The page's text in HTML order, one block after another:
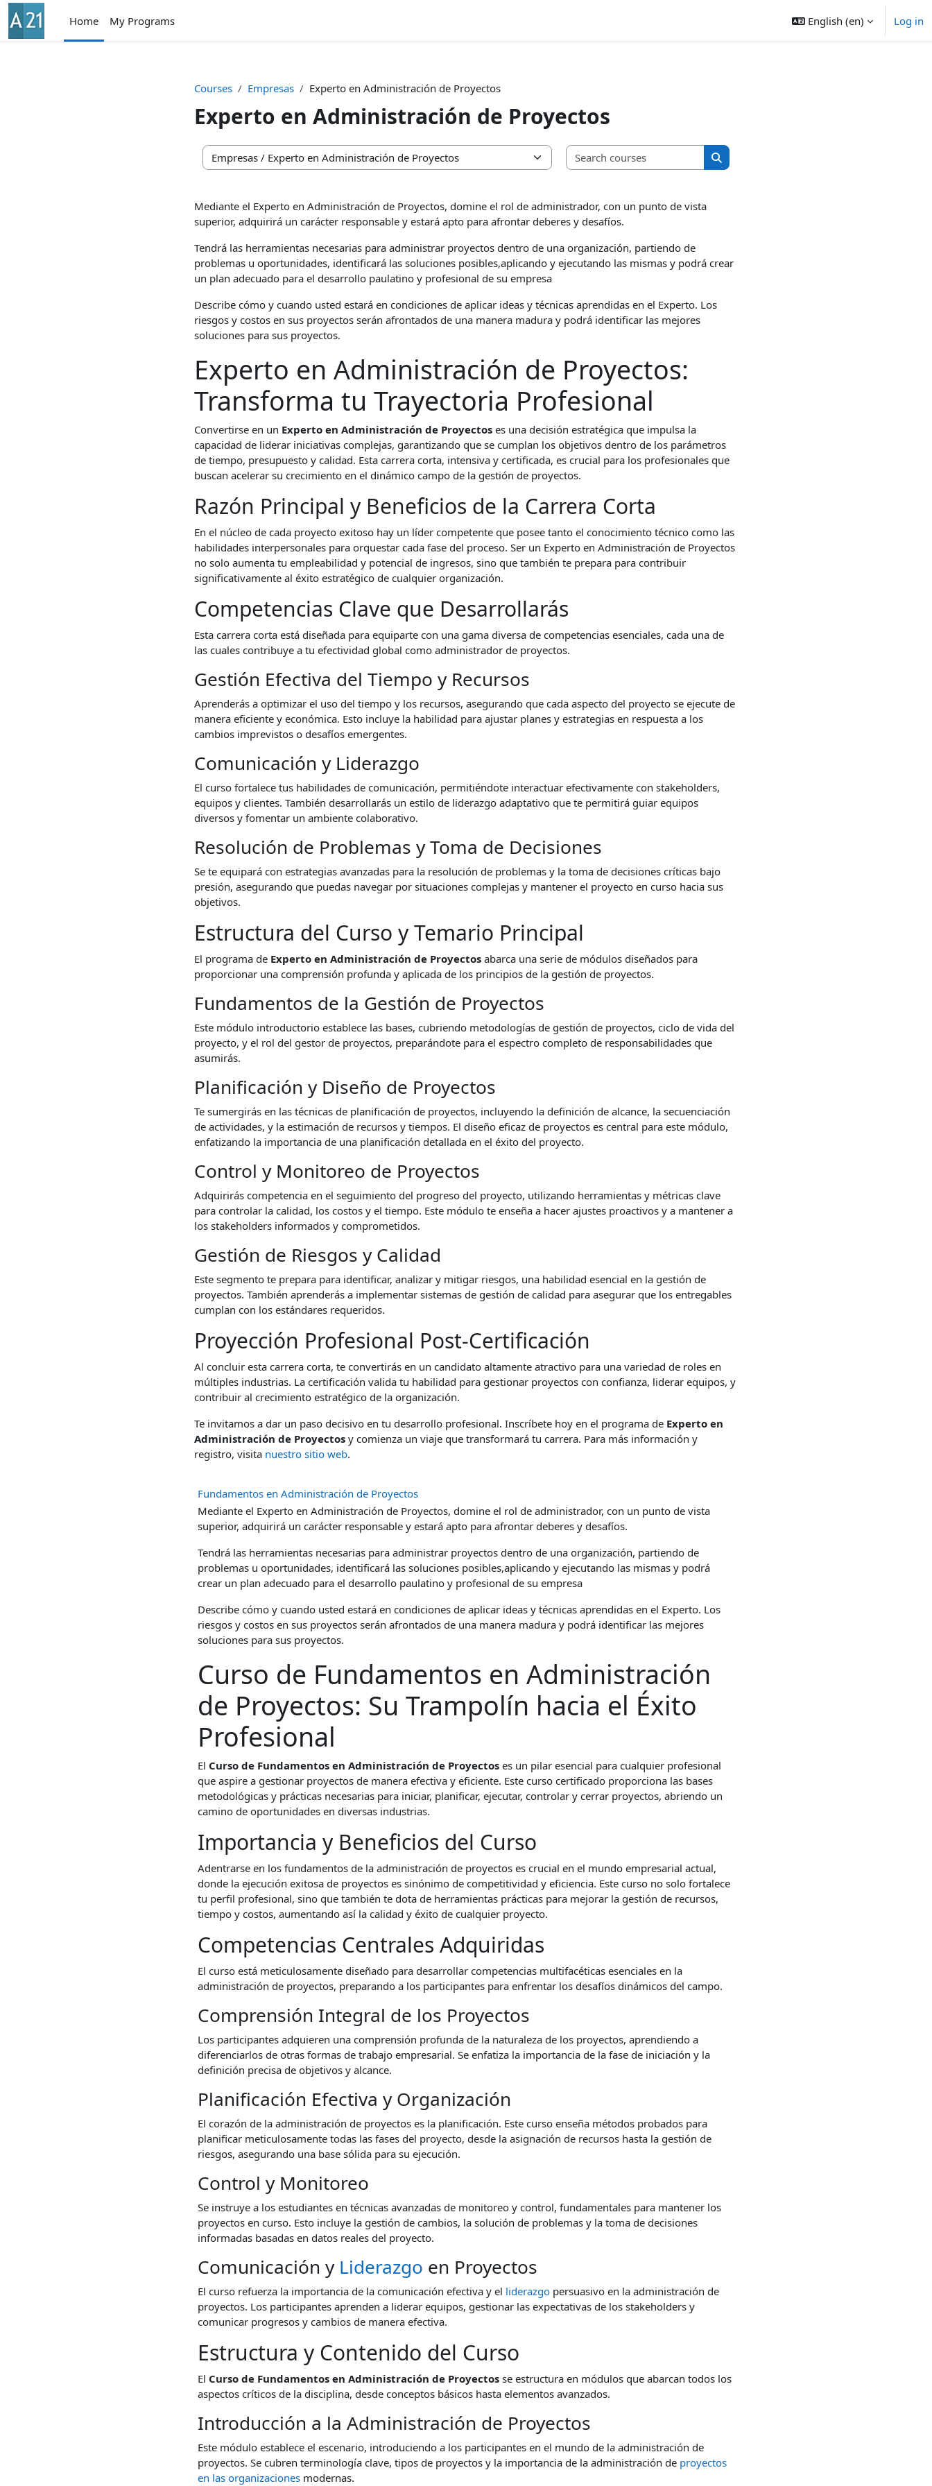
Skip to main content
Home
My Programs English ‎(en)‎ Log in
Courses Empresas Experto en Administración de Proyectos
Experto en Administración de Proyectos
Course categories
Search courses
Search courses
Mediante el Experto en Administración de Proyectos, domine el rol de administrador, con un punto de vista
superior, adquirirá un carácter responsable y estará apto para afrontar deberes y desafíos.
Tendrá las herramientas necesarias para administrar proyectos dentro de una organización, partiendo de
problemas u oportunidades, identificará las soluciones posibles,aplicando y ejecutando las mismas y podrá crear
un plan adecuado para el desarrollo paulatino y profesional de su empresa
Describe cómo y cuando usted estará en condiciones de aplicar ideas y técnicas aprendidas en el Experto. Los
riesgos y costos en sus proyectos serán afrontados de una manera madura y podrá identificar las mejores
soluciones para sus proyectos.
Experto en Administración de Proyectos:
Transforma tu Trayectoria Profesional
Convertirse en un Experto en Administración de Proyectos es una decisión estratégica que impulsa la
capacidad de liderar iniciativas complejas, garantizando que se cumplan los objetivos dentro de los parámetros
de tiempo, presupuesto y calidad. Esta carrera corta, intensiva y certificada, es crucial para los profesionales que
buscan acelerar su crecimiento en el dinámico campo de la gestión de proyectos.
Razón Principal y Beneficios de la Carrera Corta
En el núcleo de cada proyecto exitoso hay un líder competente que posee tanto el conocimiento técnico como las
habilidades interpersonales para orquestar cada fase del proceso. Ser un Experto en Administración de Proyectos
no solo aumenta tu empleabilidad y potencial de ingresos, sino que también te prepara para contribuir
significativamente al éxito estratégico de cualquier organización.
Competencias Clave que Desarrollarás
Esta carrera corta está diseñada para equiparte con una gama diversa de competencias esenciales, cada una de
las cuales contribuye a tu efectividad global como administrador de proyectos.
Gestión Efectiva del Tiempo y Recursos
Aprenderás a optimizar el uso del tiempo y los recursos, asegurando que cada aspecto del proyecto se ejecute de
manera eficiente y económica. Esto incluye la habilidad para ajustar planes y estrategias en respuesta a los
cambios imprevistos o desafíos emergentes.
Comunicación y Liderazgo
El curso fortalece tus habilidades de comunicación, permitiéndote interactuar efectivamente con stakeholders,
equipos y clientes. También desarrollarás un estilo de liderazgo adaptativo que te permitirá guiar equipos
diversos y fomentar un ambiente colaborativo.
Resolución de Problemas y Toma de Decisiones
Se te equipará con estrategias avanzadas para la resolución de problemas y la toma de decisiones críticas bajo
presión, asegurando que puedas navegar por situaciones complejas y mantener el proyecto en curso hacia sus
objetivos.
Estructura del Curso y Temario Principal
El programa de Experto en Administración de Proyectos abarca una serie de módulos diseñados para
proporcionar una comprensión profunda y aplicada de los principios de la gestión de proyectos.
Fundamentos de la Gestión de Proyectos
Este módulo introductorio establece las bases, cubriendo metodologías de gestión de proyectos, ciclo de vida del
proyecto, y el rol del gestor de proyectos, preparándote para el espectro completo de responsabilidades que
asumirás.
Planificación y Diseño de Proyectos
Te sumergirás en las técnicas de planificación de proyectos, incluyendo la definición de alcance, la secuenciación
de actividades, y la estimación de recursos y tiempos. El diseño eficaz de proyectos es central para este módulo,
enfatizando la importancia de una planificación detallada en el éxito del proyecto.
Control y Monitoreo de Proyectos
Adquirirás competencia en el seguimiento del progreso del proyecto, utilizando herramientas y métricas clave
para controlar la calidad, los costos y el tiempo. Este módulo te enseña a hacer ajustes proactivos y a mantener a
los stakeholders informados y comprometidos.
Gestión de Riesgos y Calidad
Este segmento te prepara para identificar, analizar y mitigar riesgos, una habilidad esencial en la gestión de
proyectos. También aprenderás a implementar sistemas de gestión de calidad para asegurar que los entregables
cumplan con los estándares requeridos.
Proyección Profesional Post-Certificación
Al concluir esta carrera corta, te convertirás en un candidato altamente atractivo para una variedad de roles en
múltiples industrias. La certificación valida tu habilidad para gestionar proyectos con confianza, liderar equipos, y
contribuir al crecimiento estratégico de la organización.
Te invitamos a dar un paso decisivo en tu desarrollo profesional. Inscríbete hoy en el programa de Experto en
Administración de Proyectos y comienza un viaje que transformará tu carrera. Para más información y
registro, visita nuestro sitio web.
Fundamentos en Administración de Proyectos
Mediante el Experto en Administración de Proyectos, domine el rol de administrador, con un punto de vista
superior, adquirirá un carácter responsable y estará apto para afrontar deberes y desafíos.
Tendrá las herramientas necesarias para administrar proyectos dentro de una organización, partiendo de
problemas u oportunidades, identificará las soluciones posibles,aplicando y ejecutando las mismas y podrá
crear un plan adecuado para el desarrollo paulatino y profesional de su empresa
Describe cómo y cuando usted estará en condiciones de aplicar ideas y técnicas aprendidas en el Experto. Los
riesgos y costos en sus proyectos serán afrontados de una manera madura y podrá identificar las mejores
soluciones para sus proyectos.
Curso de Fundamentos en Administración
de Proyectos: Su Trampolín hacia el Éxito
Profesional
El Curso de Fundamentos en Administración de Proyectos es un pilar esencial para cualquier profesional
que aspire a gestionar proyectos de manera efectiva y eficiente. Este curso certificado proporciona las bases
metodológicas y prácticas necesarias para iniciar, planificar, ejecutar, controlar y cerrar proyectos, abriendo un
camino de oportunidades en diversas industrias.
Importancia y Beneficios del Curso
Adentrarse en los fundamentos de la administración de proyectos es crucial en el mundo empresarial actual,
donde la ejecución exitosa de proyectos es sinónimo de competitividad y eficiencia. Este curso no solo fortalece
tu perfil profesional, sino que también te dota de herramientas prácticas para mejorar la gestión de recursos,
tiempo y costos, aumentando así la calidad y éxito de cualquier proyecto.
Competencias Centrales Adquiridas
El curso está meticulosamente diseñado para desarrollar competencias multifacéticas esenciales en la
administración de proyectos, preparando a los participantes para enfrentar los desafíos dinámicos del campo.
Comprensión Integral de los Proyectos
Los participantes adquieren una comprensión profunda de la naturaleza de los proyectos, aprendiendo a
diferenciarlos de otras formas de trabajo empresarial. Se enfatiza la importancia de la fase de iniciación y la
definición precisa de objetivos y alcance.
Planificación Efectiva y Organización
El corazón de la administración de proyectos es la planificación. Este curso enseña métodos probados para
planificar meticulosamente todas las fases del proyecto, desde la asignación de recursos hasta la gestión de
riesgos, asegurando una base sólida para su ejecución.
Control y Monitoreo
Se instruye a los estudiantes en técnicas avanzadas de monitoreo y control, fundamentales para mantener los
proyectos en curso. Esto incluye la gestión de cambios, la solución de problemas y la toma de decisiones
informadas basadas en datos reales del proyecto.
Comunicación y Liderazgo en Proyectos
El curso refuerza la importancia de la comunicación efectiva y el liderazgo persuasivo en la administración de
proyectos. Los participantes aprenden a liderar equipos, gestionar las expectativas de los stakeholders y
comunicar progresos y cambios de manera efectiva.
Estructura y Contenido del Curso
El Curso de Fundamentos en Administración de Proyectos se estructura en módulos que abarcan todos los
aspectos críticos de la disciplina, desde conceptos básicos hasta elementos avanzados.
Introducción a la Administración de Proyectos
Este módulo establece el escenario, introduciendo a los participantes en el mundo de la administración de
proyectos. Se cubren terminología clave, tipos de proyectos y la importancia de la administración de proyectos
en las organizaciones modernas.